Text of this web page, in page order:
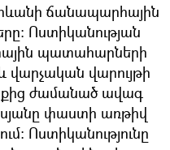
ճանապարհային
Ոստիկանության
պատահարների
վարչական վարույթի
ժամանած ավագ
փաստի առթիվ
Ոստիկանությունը